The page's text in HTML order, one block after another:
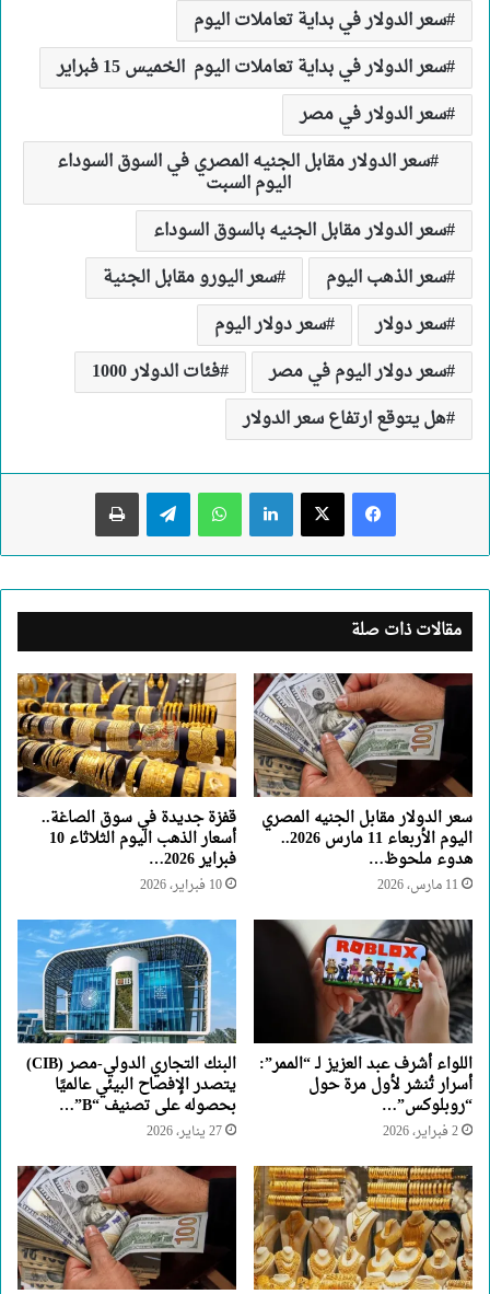
سعر الدولار في بداية تعاملات اليوم
سعر الدولار في بداية تعاملات اليوم الخميس 15 فبراير
سعر الدولار في مصر
سعر الدولار مقابل الجنيه المصري في السوق السوداء
اليوم السبت
سعر الدولار مقابل الجنيه بالسوق السوداء
سعر الذهب اليوم
سعر اليورو مقابل الجنية
سعر دولار
سعر دولار اليوم
سعر دولار اليوم في مصر
فئات الدولار 1000
هل يتوقع ارتفاع سعر الدولار
لينكدإن واتساب تيلقرام طباعة
مقالات ذات صلة
سعر الدولار مقابل الجنيه المصري
اليوم الأربعاء 11 مارس 2026..
هدوء ملحوظ…
11 مارس، 2026
قفزة جديدة في سوق الصاغة..
أسعار الذهب اليوم الثلاثاء 10
فبراير 2026…
10 فبراير، 2026
اللواء أشرف عبد العزيز لـ “الممر”:
أسرار تُنشر لأول مرة حول
“روبلوكس”…
2 فبراير، 2026
البنك التجاري الدولي-مصر (CIB)
يتصدر الإفصاح البيئي عالميًا
بحصوله على تصنيف “B”…
27 يناير، 2026